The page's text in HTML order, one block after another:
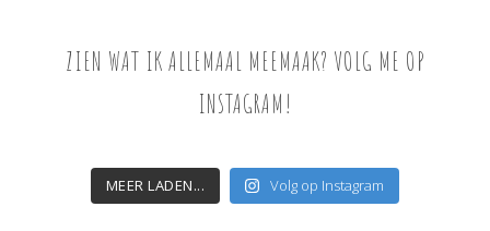
ZIEN WAT IK ALLEMAAL MEEMAAK? VOLG ME OP
INSTAGRAM!
MEER LADEN... Volg op Instagram